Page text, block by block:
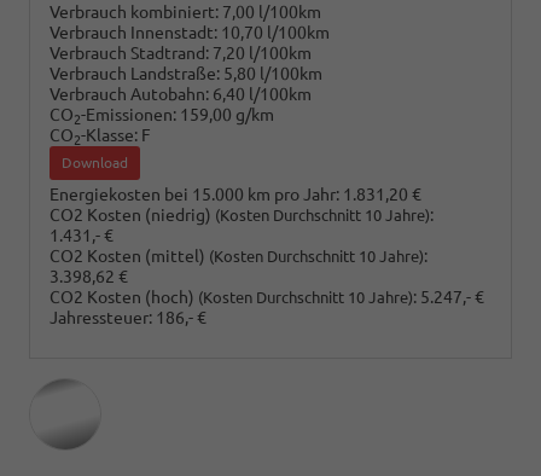
Verbrauch kombiniert: 7,00 l/100km
Verbrauch Innenstadt: 10,70 l/100km
Verbrauch Stadtrand: 7,20 l/100km
Verbrauch Landstraße: 5,80 l/100km
Verbrauch Autobahn: 6,40 l/100km
CO2-Emissionen: 159,00 g/km
CO2-Klasse: F
Download
Energiekosten bei 15.000 km pro Jahr: 1.831,20 €
CO2 Kosten (niedrig) (Kosten Durchschnitt 10 Jahre):
1.431,- €
CO2 Kosten (mittel) (Kosten Durchschnitt 10 Jahre):
3.398,62 €
CO2 Kosten (hoch) (Kosten Durchschnitt 10 Jahre): 5.247,- €
Jahressteuer: 186,- €